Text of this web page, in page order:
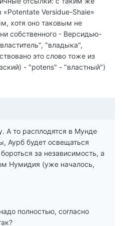
«Potentate Versidue-Shaie»
хотя оно таковым не
собственного - Версидью-
"владыка",
это слово тоже из
- "potens" - "властный")
А то расплодятся в Мунде
Аурб будет освещаться
за независимость, а
Нумидия (уже началось,
полностью, согласно